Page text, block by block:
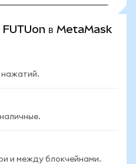
FUTUon в MetaMask
нажатий.
и между блокчейнами.